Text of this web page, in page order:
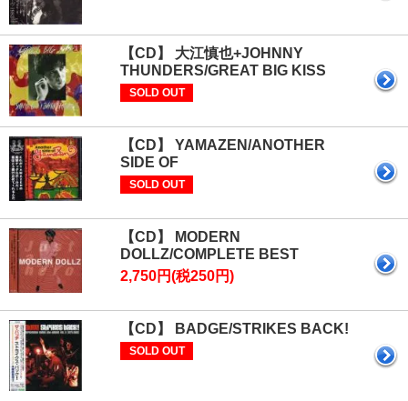
【CD】 大江慎也+JOHNNY
THUNDERS/GREAT BIG KISS
SOLD OUT
【CD】 YAMAZEN/ANOTHER
SIDE OF
SOLD OUT
【CD】 MODERN
DOLLZ/COMPLETE BEST
2,750円(税250円)
【CD】 BADGE/STRIKES BACK!
SOLD OUT